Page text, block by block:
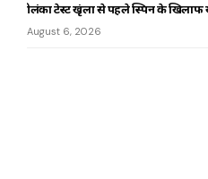
श्रीलंका टेस्ट श्रृंखला से पहले स्पिन के
August 6, 2026